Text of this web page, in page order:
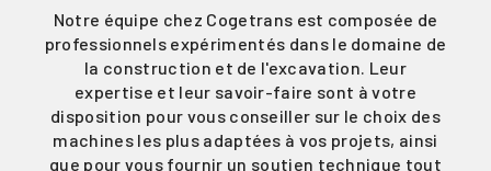
Notre équipe chez Cogetrans est composée de
professionnels expérimentés dans le domaine de
la construction et de l'excavation. Leur
expertise et leur savoir-faire sont à votre
disposition pour vous conseiller sur le choix des
machines les plus adaptées à vos projets, ainsi
que pour vous fournir un soutien technique tout